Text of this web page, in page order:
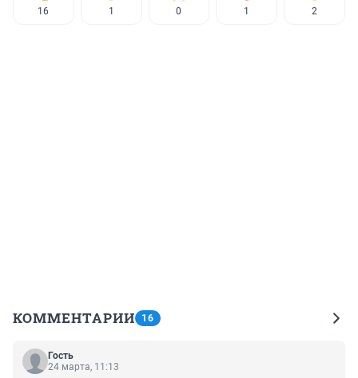
16 1 0 1 2
КОММЕНТАРИИ 16
Гость
24 марта, 11:13